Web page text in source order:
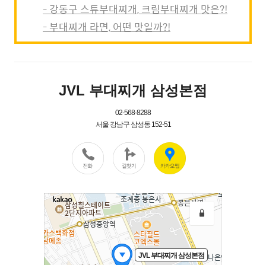
- 강동구 스튜부대찌개, 크림부대찌개 맛은?!
- 부대찌개 라면, 어떤 맛일까?!